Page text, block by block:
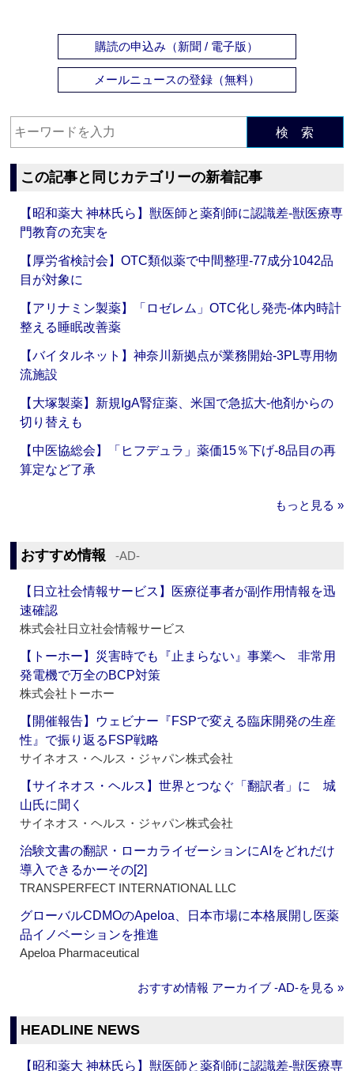
購読の申込み（新聞 / 電子版）
メールニュースの登録（無料）
検 索
この記事と同じカテゴリーの新着記事
【昭和薬大 神林氏ら】獣医師と薬剤師に認識差‐獣医療専
門教育の充実を
【厚労省検討会】OTC類似薬で中間整理‐77成分1042品
目が対象に
【アリナミン製薬】「ロゼレム」OTC化し発売‐体内時計
整える睡眠改善薬
【バイタルネット】神奈川新拠点が業務開始‐3PL専用物
流施設
【大塚製薬】新規IgA腎症薬、米国で急拡大‐他剤からの
切り替えも
【中医協総会】「ヒフデュラ」薬価15％下げ‐8品目の再
算定など了承
もっと見る »
おすすめ情報 ‐AD‐
【日立社会情報サービス】医療従事者が副作用情報を迅
速確認
株式会社日立社会情報サービス
【トーホー】災害時でも『止まらない』事業へ 非常用
発電機で万全のBCP対策
株式会社トーホー
【開催報告】ウェビナー『FSPで変える臨床開発の生産
性』で振り返るFSP戦略
サイネオス・ヘルス・ジャパン株式会社
【サイネオス・ヘルス】世界とつなぐ「翻訳者」に 城
山氏に聞く
サイネオス・ヘルス・ジャパン株式会社
治験文書の翻訳・ローカライゼーションにAIをどれだけ
導入できるかーその[2]
TRANSPERFECT INTERNATIONAL LLC
グローバルCDMOのApeloa、日本市場に本格展開し医薬
品イノベーションを推進
Apeloa Pharmaceutical
おすすめ情報 アーカイブ ‐AD‐を見る »
HEADLINE NEWS
【昭和薬大 神林氏ら】獣医師と薬剤師に認識差‐獣医療専